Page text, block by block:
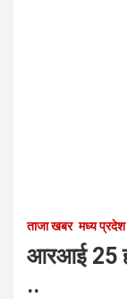
ताजा खबर मध्य प्रदेश
आरआई 25
..